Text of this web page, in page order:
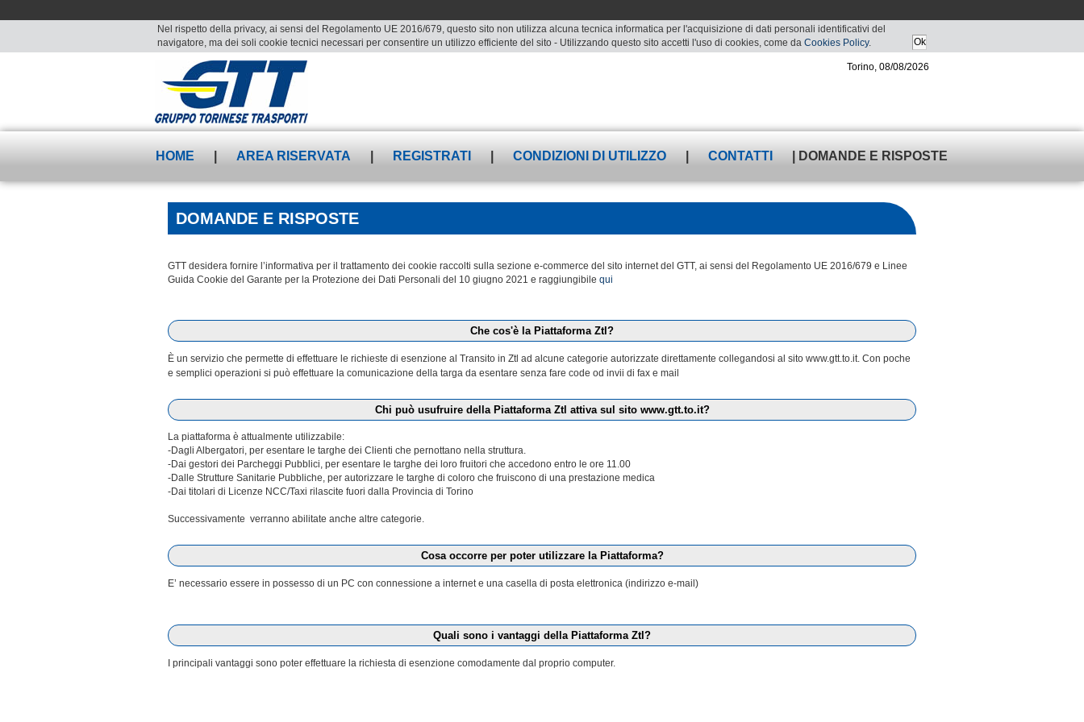
Nel rispetto della privacy, ai sensi del Regolamento UE 2016/679, questo sito non utilizza alcuna tecnica informatica per l'acquisizione di dati personali identificativi del
navigatore, ma dei soli cookie tecnici necessari per consentire un utilizzo efficiente del sito - Utilizzando questo sito accetti l'uso di cookies, come da Cookies Policy.
Torino, 08/08/2026
HOME AREA RISERVATA REGISTRATI CONDIZIONI DI UTILIZZO CONTATTI | DOMANDE E RISPOSTE
DOMANDE E RISPOSTE
GTT desidera fornire l’informativa per il trattamento dei cookie raccolti sulla sezione e-commerce del sito internet del GTT, ai sensi del Regolamento UE 2016/679 e Linee
Guida Cookie del Garante per la Protezione dei Dati Personali del 10 giugno 2021 e raggiungibile qui
Che cos'è la Piattaforma Ztl?
È un servizio che permette di effettuare le richieste di esenzione al Transito in Ztl ad alcune categorie autorizzate direttamente collegandosi al sito www.gtt.to.it. Con poche
e semplici operazioni si può effettuare la comunicazione della targa da esentare senza fare code od invii di fax e mail
Chi può usufruire della Piattaforma Ztl attiva sul sito www.gtt.to.it?
La piattaforma è attualmente utilizzabile:
-Dagli Albergatori, per esentare le targhe dei Clienti che pernottano nella struttura.
-Dai gestori dei Parcheggi Pubblici, per esentare le targhe dei loro fruitori che accedono entro le ore 11.00
-Dalle Strutture Sanitarie Pubbliche, per autorizzare le targhe di coloro che fruiscono di una prestazione medica
-Dai titolari di Licenze NCC/Taxi rilascite fuori dalla Provincia di Torino
Successivamente verranno abilitate anche altre categorie.
Cosa occorre per poter utilizzare la Piattaforma?
E’ necessario essere in possesso di un PC con connessione a internet e una casella di posta elettronica (indirizzo e-mail)
Quali sono i vantaggi della Piattaforma Ztl?
I principali vantaggi sono poter effettuare la richiesta di esenzione comodamente dal proprio computer.